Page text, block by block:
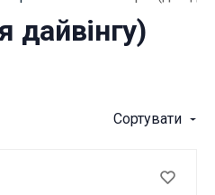
дайвінгу)
Сортувати